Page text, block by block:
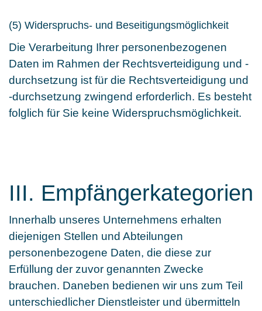
(5) Widerspruchs- und Beseitigungsmöglichkeit
Die Verarbeitung Ihrer personenbezogenen
Daten im Rahmen der Rechtsverteidigung und -
durchsetzung ist für die Rechtsverteidigung und
-durchsetzung zwingend erforderlich. Es besteht
folglich für Sie keine Widerspruchsmöglichkeit.
III. Empfängerkategorien
Innerhalb unseres Unternehmens erhalten
diejenigen Stellen und Abteilungen
personenbezogene Daten, die diese zur
Erfüllung der zuvor genannten Zwecke
brauchen. Daneben bedienen wir uns zum Teil
unterschiedlicher Dienstleister und übermitteln